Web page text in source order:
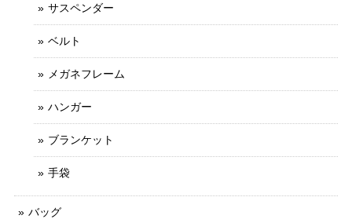
サスペンダー
ベルト
メガネフレーム
ハンガー
ブランケット
手袋
バッグ